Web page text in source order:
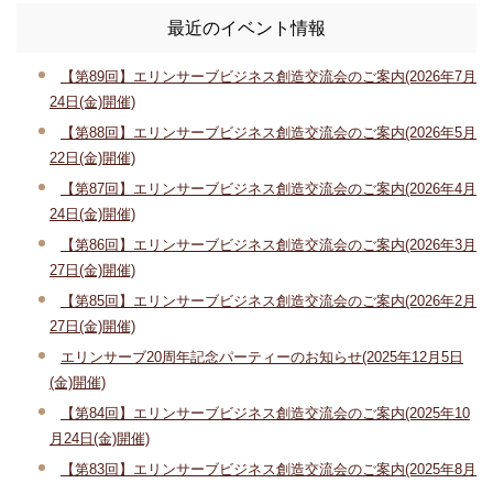
最近のイベント情報
【第89回】エリンサーブビジネス創造交流会のご案内(2026年7月
24日(金)開催)
【第88回】エリンサーブビジネス創造交流会のご案内(2026年5月
22日(金)開催)
【第87回】エリンサーブビジネス創造交流会のご案内(2026年4月
24日(金)開催)
【第86回】エリンサーブビジネス創造交流会のご案内(2026年3月
27日(金)開催)
【第85回】エリンサーブビジネス創造交流会のご案内(2026年2月
27日(金)開催)
エリンサーブ20周年記念パーティーのお知らせ(2025年12月5日
(金)開催)
【第84回】エリンサーブビジネス創造交流会のご案内(2025年10
月24日(金)開催)
【第83回】エリンサーブビジネス創造交流会のご案内(2025年8月